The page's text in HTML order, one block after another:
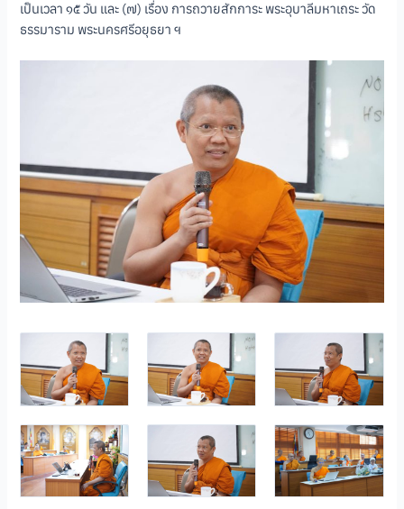
เป็นเวลา ๑๕ วัน และ (๗) เรื่อง การถวายสักการะ พระอุบาลีมหาเถระ วัด
ธรรมาราม พระนครศรีอยุธยา ฯ